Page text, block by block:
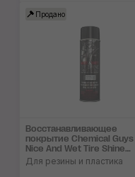
Продано
Восстанавливающее
покрытие Chemical Guys
Nice And Wet Tire Shine
Protective Coating
Для резины и пластика